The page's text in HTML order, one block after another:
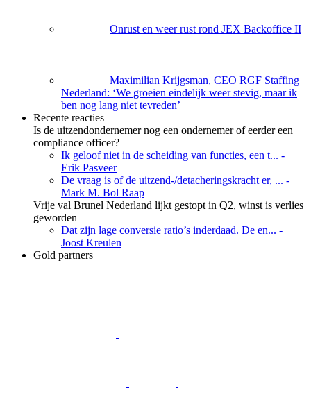
Onrust en weer rust rond JEX Backoffice II
Maximilian Krijgsman, CEO RGF Staffing
Nederland: ‘We groeien eindelijk weer stevig, maar ik
ben nog lang niet tevreden’
Recente reacties
Is de uitzendondernemer nog een ondernemer of eerder een
compliance officer?
Ik geloof niet in de scheiding van functies, een t... -
Erik Pasveer
De vraag is of de uitzend-/detacheringskracht er, ... -
Mark M. Bol Raap
Vrije val Brunel Nederland lijkt gestopt in Q2, winst is verlies
geworden
Dat zijn lage conversie ratio’s inderdaad. De en... -
Joost Kreulen
Gold partners